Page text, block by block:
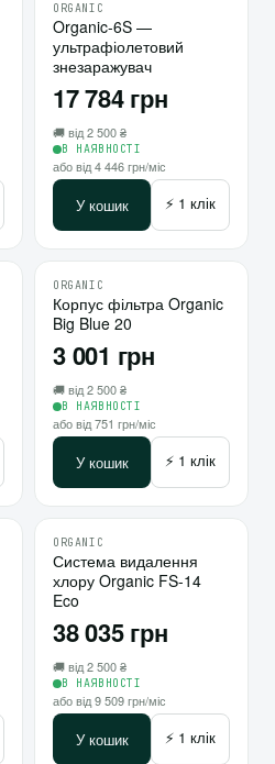
10
ORGANIC
Organic-6S —
ультрафіолетовий
знезаражувач
17 784 грн
🚚 від 2 500 ₴
В НАЯВНОСТІ
або від 4 446 грн/міс
У кошик ⚡ 1 клік
10
ORGANIC
Корпус фільтра Organic
Big Blue 20
3 001 грн
🚚 від 2 500 ₴
В НАЯВНОСТІ
або від 751 грн/міс
У кошик ⚡ 1 клік
10
ORGANIC
Система видалення
хлору Organic FS-14
Eco
38 035 грн
🚚 від 2 500 ₴
В НАЯВНОСТІ
або від 9 509 грн/міс
У кошик ⚡ 1 клік